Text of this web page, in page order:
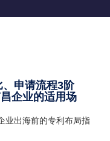
申请流程3阶
企业的适用场
业出海前的专利布局指